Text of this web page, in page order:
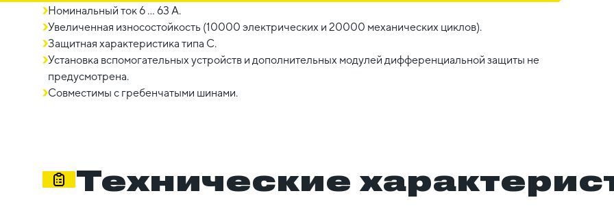
Номинальный ток 6 ... 63 A.
Увеличенная износостойкость (10000 электрических и 20000 механических циклов).
Защитная характеристика типа C.
Установка вспомогательных устройств и дополнительных модулей дифференциальной защиты не
предусмотрена.
Совместимы с гребенчатыми шинами.
Технические